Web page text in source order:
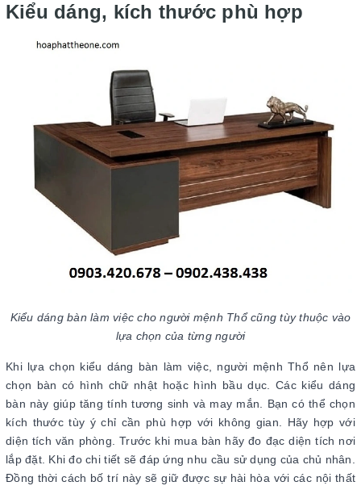
Kiểu dáng, kích thước phù hợp
Kiểu dáng bàn làm việc cho người mệnh Thổ cũng tùy thuộc vào
lựa chọn của từng người
Khi lựa chọn kiểu dáng bàn làm việc, người mệnh Thổ nên lựa
chọn bàn có hình chữ nhật hoặc hình bầu dục. Các kiểu dáng
bàn này giúp tăng tính tương sinh và may mắn. Bạn có thể chọn
kích thước tùy ý chỉ cần phù hợp với không gian. Hãy hợp với
diện tích văn phòng. Trước khi mua bàn hãy đo đạc diện tích nơi
lắp đặt. Khi đo chi tiết sẽ đáp ứng nhu cầu sử dụng của chủ nhân.
Đồng thời cách bố trí này sẽ giữ được sự hài hòa với các nội thất